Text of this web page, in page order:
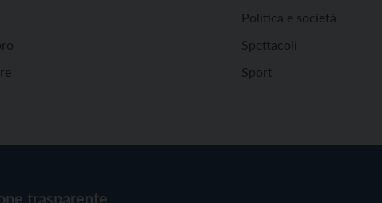
Politica e società
Spettacoli
Sport
trasparente